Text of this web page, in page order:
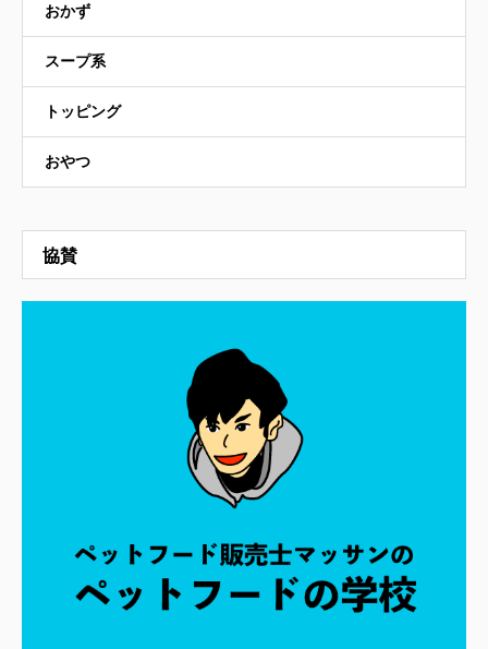
おかず
スープ系
トッピング
おやつ
協賛